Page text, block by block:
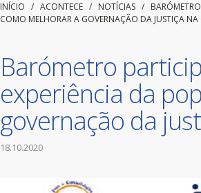
INÍCIO / ACONTECE / NOTÍCIAS /
COMO MELHORAR A GOVERNAÇÃO DA JUSTIÇA NA
Barómetro
experiência da
governação da
18.10.2020